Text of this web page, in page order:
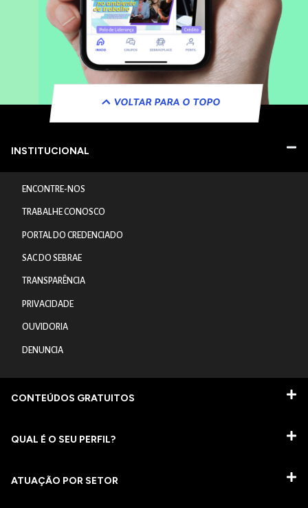
VOLTAR PARA O TOPO
INSTITUCIONAL
ENCONTRE-NOS
TRABALHE CONOSCO
PORTAL DO CREDENCIADO
SAC DO SEBRAE
TRANSPARÊNCIA
PRIVACIDADE
OUVIDORIA
DENUNCIA
CONTEÚDOS GRATUITOS
QUAL É O SEU PERFIL?
ATUAÇÃO POR SETOR